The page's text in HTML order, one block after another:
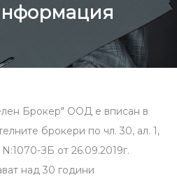
Брокер" ООД е вписан в
брокери по чл. 30, ал. 1,
ЗБ от 26.09.2019г.
над 30 години